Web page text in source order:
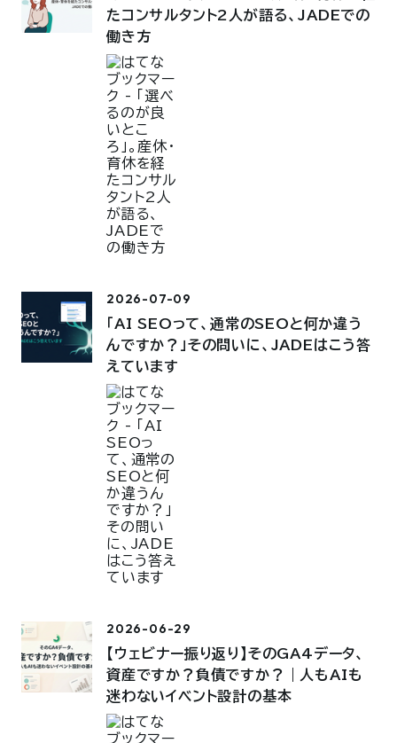
たコンサルタント2人が語る、JADEでの
働き方
2026-07-09
「AI SEOって、通常のSEOと何か違う
んですか？」その問いに、JADEはこう答
えています
2026-06-29
【ウェビナー振り返り】そのGA4データ、
資産ですか？負債ですか？｜人もAIも
迷わないイベント設計の基本